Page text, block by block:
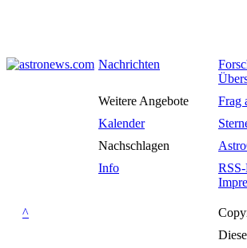
Nachrichten
Weitere Angebote
Frag
Kalender
Nachschlagen
Info
^